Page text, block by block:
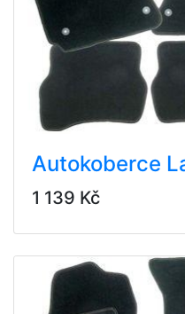
Autokoberce
1 139 Kč